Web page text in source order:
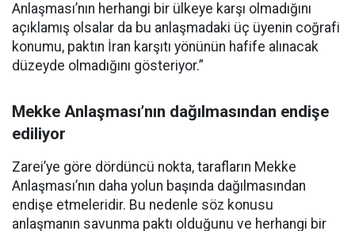
Anlaşması’nın herhangi bir ülkeye karşı olmadığını
açıklamış olsalar da bu anlaşmadaki üç üyenin coğrafi
konumu, paktın İran karşıtı yönünün hafife alınacak
düzeyde olmadığını gösteriyor.”
Mekke Anlaşması’nın dağılmasından endişe
ediliyor
Zarei’ye göre dördüncü nokta, tarafların Mekke
Anlaşması’nın daha yolun başında dağılmasından
endişe etmeleridir. Bu nedenle söz konusu
anlaşmanın savunma paktı olduğunu ve herhangi bir